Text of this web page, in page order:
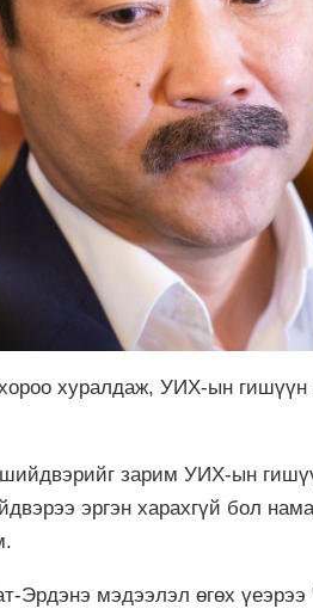
хуралдаж, УИХ-ын
шийдвэрийг зарим УИХ-ын
эргэн харахгүй бол
Эрдэнэ мэдээлэл өгөх